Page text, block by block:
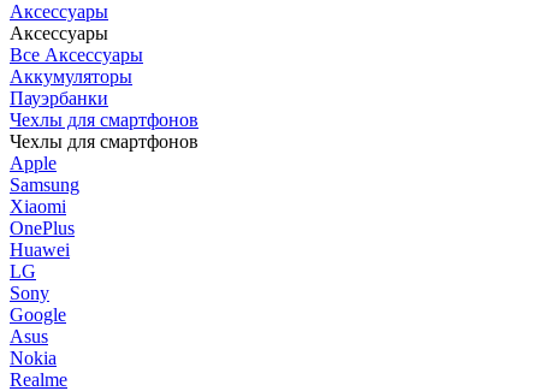
Аксессуары
Аксессуары
Все Аксессуары
Аккумуляторы
Пауэрбанки
Чехлы для смартфонов
Чехлы для смартфонов
Apple
Samsung
Xiaomi
OnePlus
Huawei
LG
Sony
Google
Asus
Nokia
Realme